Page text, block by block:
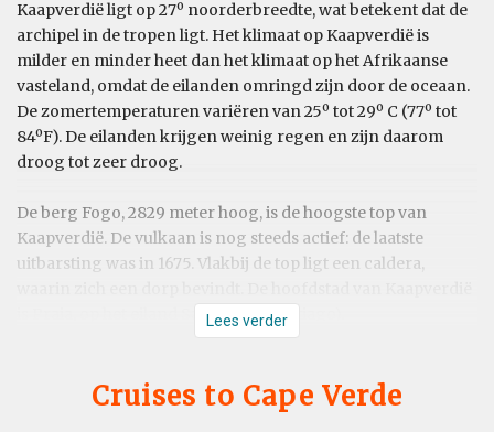
Kaapverdië ligt op 27º noorderbreedte, wat betekent dat de
archipel in de tropen ligt. Het klimaat op Kaapverdië is
milder en minder heet dan het klimaat op het Afrikaanse
vasteland, omdat de eilanden omringd zijn door de oceaan.
De zomertemperaturen variëren van 25º tot 29º C (77º tot
84ºF). De eilanden krijgen weinig regen en zijn daarom
droog tot zeer droog.
De berg Fogo, 2829 meter hoog, is de hoogste top van
Kaapverdië. De vulkaan is nog steeds actief: de laatste
uitbarsting was in 1675. Vlakbij de top ligt een caldera,
is Praia, op het eiland Sao Tiago (Santiago).
Lees verder
Cruises to Cape Verde